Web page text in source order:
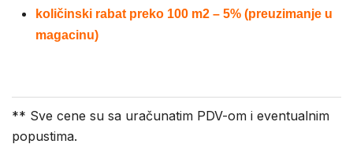
količinski rabat preko 100 m2 – 5% (preuzimanje u
magacinu)
** Sve cene su sa uračunatim PDV-om i eventualnim
popustima.